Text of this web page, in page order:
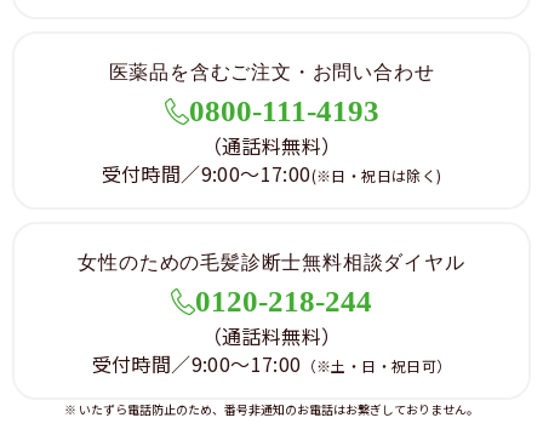
医薬品を含むご注文・お問い合わせ
0800-111-4193
（通話料無料）
受付時間／9:00～17:00(※日・祝日は除く)
女性のための毛髪診断士無料相談ダイヤル
0120-218-244
（通話料無料）
受付時間／9:00～17:00 （※土・日・祝日可）
※ いたずら電話防止のため、番号非通知のお電話はお繋ぎしておりません。